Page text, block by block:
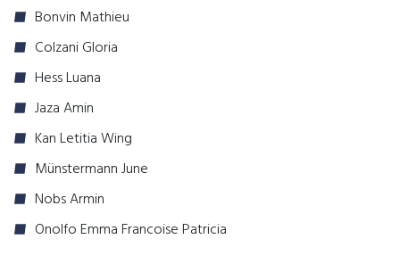
Bonvin Mathieu
Colzani Gloria
Hess Luana
Jaza Amin
Kan Letitia Wing
Münstermann June
Nobs Armin
Onolfo Emma Francoise Patricia